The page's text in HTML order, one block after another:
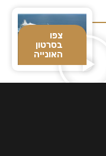
צפו
בסרטון
האונייה